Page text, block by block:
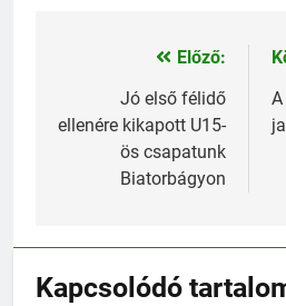
Bejegyzés
navigáció
Előző:
Jó első félidő
ellenére kikapott U15-
ös csapatunk
Biatorbágyon
Kapcsolódó